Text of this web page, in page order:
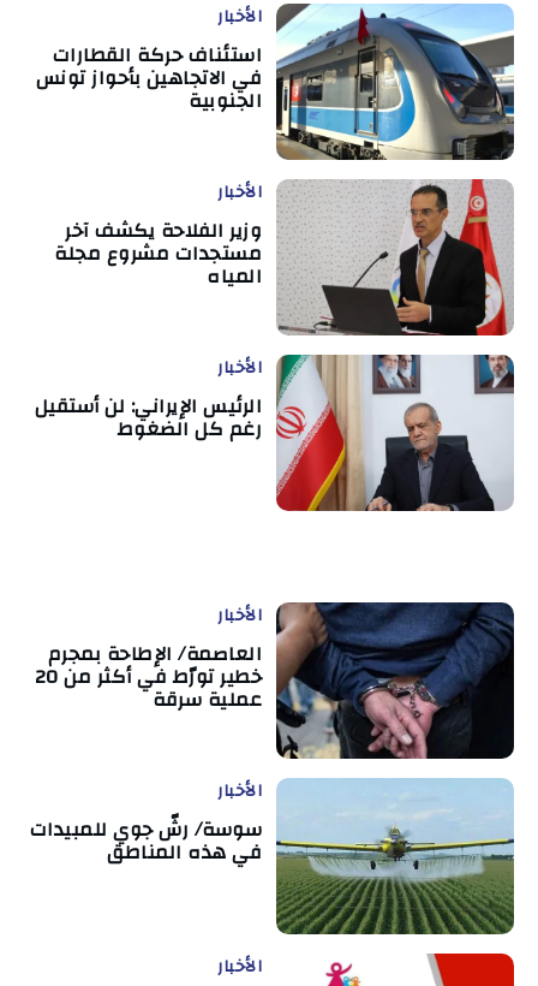
الأخبار
استئناف حركة القطارات
في الاتجاهين بأحواز تونس
الجنوبية
الأخبار
وزير الفلاحة يكشف آخر
مستجدات مشروع مجلة
المياه
الأخبار
الرئيس الإيراني: لن أستقيل
رغم كل الضغوط
الأخبار
العاصمة/ الإطاحة بمجرم
خطير تورّط في أكثر من 20
عملية سرقة
الأخبار
سوسة/ رشّ جوي للمبيدات
في هذه المناطق
الأخبار